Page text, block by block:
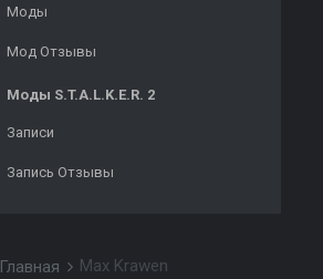
Моды
Мод Отзывы
Моды S.T.A.L.K.E.R. 2
Записи
Запись Отзывы
Главная Max Krawen